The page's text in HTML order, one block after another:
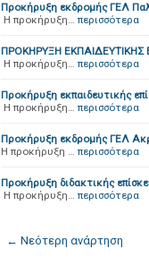
Προκήρυξη εκδρομής ΓΕΛ
Η προκήρυξη… περισσότερα
ΠΡΟΚΗΡΥΞΗ
Η προκήρυξη… περισσότερα
Προκήρυξη εκπαιδευτικής
Η προκήρυξη… περισσότερα
Προκήρυξη εκδρομής ΓΕΛ
Η προκήρυξη … περισσότερα
Προκήρυξη διδακτικής
Η προκήρυξη… περισσότερα
← Νεότερη ανάρτηση